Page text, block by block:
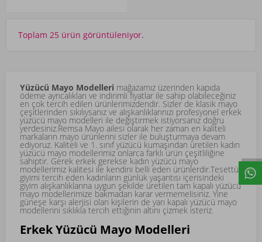
Toplam 25 ürün görüntüleniyor.
Yüzücü Mayo Modelleri mağazamız üzerinden kapıda
ödeme ayrıcalıkları ve indirimli fiyatlar ile sahip olabileceğiniz
en çok tercih edilen ürünlerimizdendir. Sizler de klasik mayo
çeşitlerinden sıkılıysanız ve alışkanlıklarınızı profesyonel erkek
yüzücü mayo modelleri ile değiştirmek istiyorsanız doğru
yerdesiniz.Remsa Mayo ailesi olarak her zaman en kaliteli
markaların mayo ürünlerini sizler ile buluşturmaya devam
ediyoruz. Kaliteli ve 1. sınıf yüzücü kumaşından üretilen kadın
yüzücü mayo modellerimiz onlarca farklı ürün çeşitliliğine
sahiptir. Gerek erkek gerekse kadın yüzücü mayo
modellerimiz kalitesi ile kendini belli eden ürünlerdir.Tesettür
giyimi tercih eden kadınların günlük yaşantısı içerisindeki
giyim alışkanlıklarına uygun şekilde üretilen tam kapalı yüzücü
mayo modellerimize bakmadan karar vermemelisiniz. Yine
güneşe karşı alerjisi olan kişilerin de yarı kapalı yüzücü mayo
modellerini sıklıkla tercih ettiğinin altını çizmek isteriz.
Erkek Yüzücü Mayo Modelleri